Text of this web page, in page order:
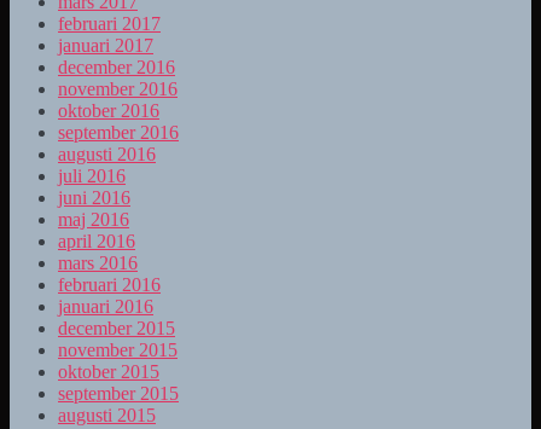
februari 2017
januari 2017
december 2016
november 2016
oktober 2016
september 2016
augusti 2016
juli 2016
juni 2016
maj 2016
april 2016
mars 2016
februari 2016
januari 2016
december 2015
november 2015
oktober 2015
september 2015
augusti 2015